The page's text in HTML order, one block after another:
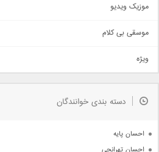
سنتی
اهنگ بندرعباسی
دمو
مذهبی
جدیدترین ها
موزیک ویدیو
موسقی بی کلام
ویژه
دسته بندی خوانندگان
احسان پایه